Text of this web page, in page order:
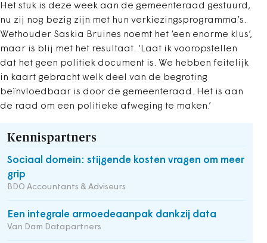
Het stuk is deze week aan de gemeenteraad gestuurd,
nu zij nog bezig zijn met hun verkiezingsprogramma’s.
Wethouder Saskia Bruines noemt het ‘een enorme klus’,
maar is blij met het resultaat. ‘Laat ik vooropstellen
dat het geen politiek document is. We hebben feitelijk
in kaart gebracht welk deel van de begroting
beïnvloedbaar is door de gemeenteraad. Het is aan
de raad om een politieke afweging te maken.’
Kennispartners
Sociaal domein: stijgende kosten vragen om meer
grip
BDO Accountants & Adviseurs
Een integrale armoedeaanpak dankzij data
Van Dam Datapartners